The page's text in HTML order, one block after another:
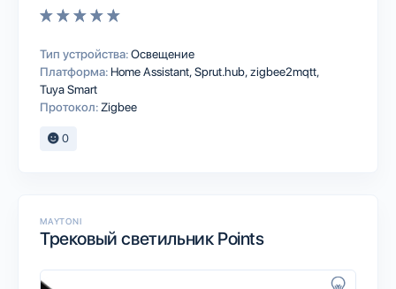
Тип устройства:Освещение
Платформа: Home AssistantSprut.hubzigbee2mqtt
Tuya Smart
Протокол: Zigbee
0
MAYTONI
Трековый светильник Points